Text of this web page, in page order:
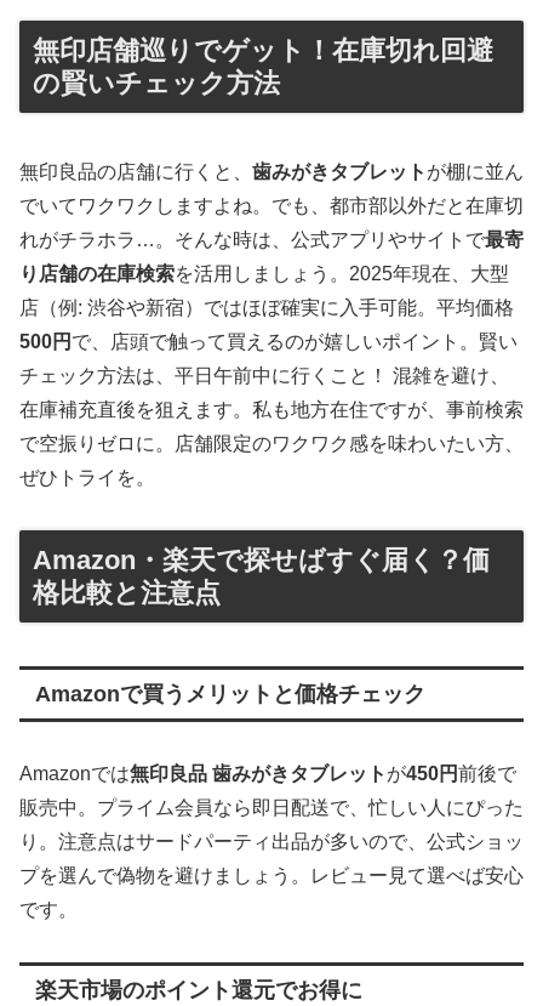
無印店舗巡りでゲット！在庫切れ回避
の賢いチェック方法
無印良品の店舗に行くと、 歯みがきタブレット が棚に並ん
でいてワクワクしますよね。でも、都市部以外だと在庫切
れがチラホラ…。そんな時は、公式アプリやサイトで最寄
り店舗の在庫検索を活用しましょう。2025年現在、大型
店（例: 渋谷や新宿）ではほぼ確実に入手可能。平均価格
500円 で、店頭で触って買えるのが嬉しいポイント。賢い
チェック方法は、平日午前中に行くこと！ 混雑を避け、
在庫補充直後を狙えます。私も地方在住ですが、事前検索
で空振りゼロに。店舗限定のワクワク感を味わいたい方、
ぜひトライを。
Amazon・楽天で探せばすぐ届く？価
格比較と注意点
Amazonで買うメリットと価格チェック
Amazonでは無印良品 歯みがきタブレット が450円前後で
販売中。プライム会員なら即日配送で、忙しい人にぴった
り。注意点はサードパーティ出品が多いので、公式ショッ
プを選んで偽物を避けましょう。レビュー見て選べば安心
です。
楽天市場のポイント還元でお得に